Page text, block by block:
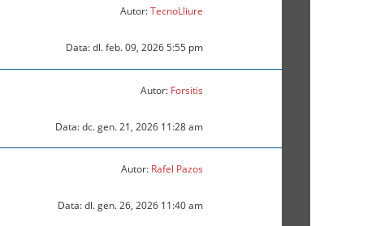
Autor:TecnoLliure
Data: dl. feb. 09, 2026 5:55 pm
Autor: Forsitis
Data: dc. gen. 21, 2026 11:28 am
Autor: Rafel Pazos
Data: dl. gen. 26, 2026 11:40 am